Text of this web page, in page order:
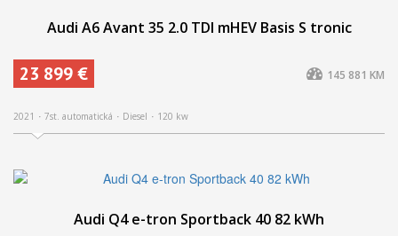
Audi A6 Avant 35 2.0 TDI mHEV Basis S tronic
23 899 € 145 881 KM
2021 7st. automatická Diesel 120 kw
Audi Q4 e-tron Sportback 40 82 kWh